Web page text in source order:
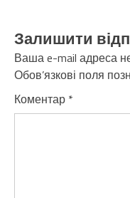
Залишити
Ваша e-mail адреса
Обов’язкові поля
Коментар *